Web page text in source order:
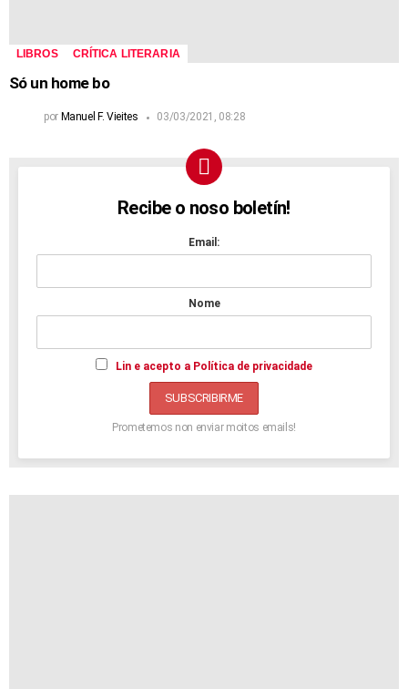
LIBROS CRÍTICA LITERARIA
Só un home bo
por Manuel F. Vieites 03/03/2021, 08:28
NEWSLETTERRecibe o noso boletín!
Email:
Nome
Lin e acepto a Política de privacidade
Prometemos non enviar moitos emails!